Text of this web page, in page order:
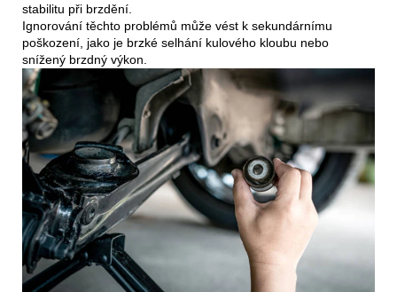
stabilitu při brzdění.
Ignorování těchto problémů může vést k sekundárnímu
poškození, jako je brzké selhání kulového kloubu nebo
snížený brzdný výkon.